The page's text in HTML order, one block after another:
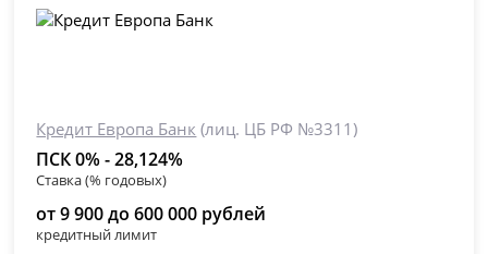
Кредит Европа Банк (лиц. ЦБ РФ №3311)
ПСК 0% - 28,124%
Ставка (% годовых)
от 9 900 до 600 000 рублей
кредитный лимит